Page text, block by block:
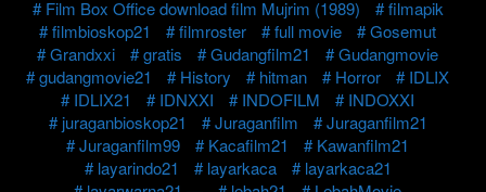
Film Box Office download film Mujrim (1989)
filmapik
filmbioskop21
filmroster full movie
Gosemut
Grandxxi
gratis Gudangfilm21
Gudangmovie
gudangmovie21
History hitman Horror
IDLIX
IDLIX21
IDNXXI INDOFILM
INDOXXI
juraganbioskop21
Juraganfilm
Juraganfilm21
Juraganfilm99
Kacafilm21
Kawanfilm21
layarindo21
layarkaca
layarkaca21